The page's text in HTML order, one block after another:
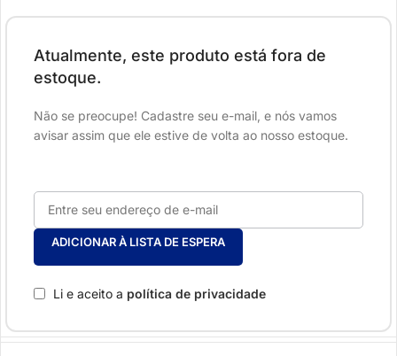
Atualmente, este produto está fora de
estoque.
Não se preocupe! Cadastre seu e-mail, e nós vamos
avisar assim que ele estive de volta ao nosso estoque.
ADICIONAR À LISTA DE ESPERA
Li e aceito a política de privacidade